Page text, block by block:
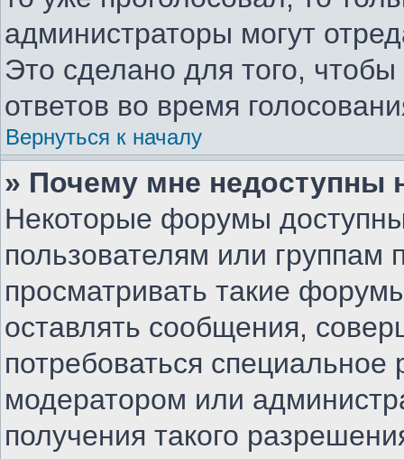
администраторы могут
Это сделано для того,
ответов во время
Вернуться к началу
» Почему мне
Некоторые форумы
пользователям или группам
просматривать такие
оставлять сообщения,
потребоваться
модератором или
получения такого